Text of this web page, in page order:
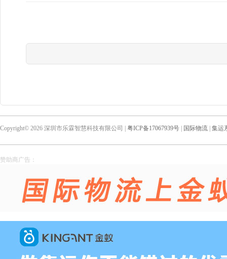
Copyright© 2026 深圳市乐霖智慧科技有限公司 | 粤ICP备17067939号 国际物流 集运
赞助商广告：